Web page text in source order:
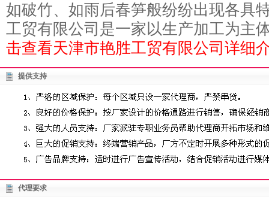
如破竹、如雨后春笋般纷纷出现各具
工贸有限公司是一家以生产加工为主
击查看天津市艳胜工贸有限公司详细
提供支持
代理要求